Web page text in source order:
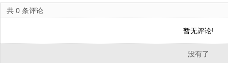
共 0 条评论
暂无评论!
没有了